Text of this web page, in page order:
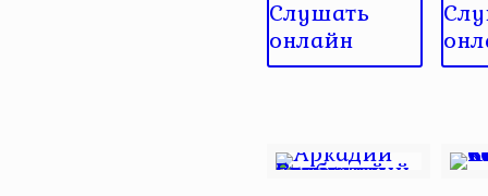
Слушать
онлайн